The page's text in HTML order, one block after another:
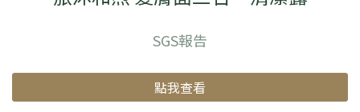
SGS報告
點我查看